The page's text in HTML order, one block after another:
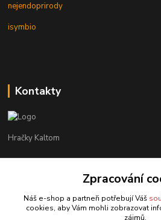
nejendoprirody
isymbio
Kontakty
Hračky Kaltom
+420 777 538 008
hrackykaltom@gmail.com
Zpracování
Náš e-shop a partneři potřebují Váš
cookies, aby Vám mohli zobrazovat
zájmů.